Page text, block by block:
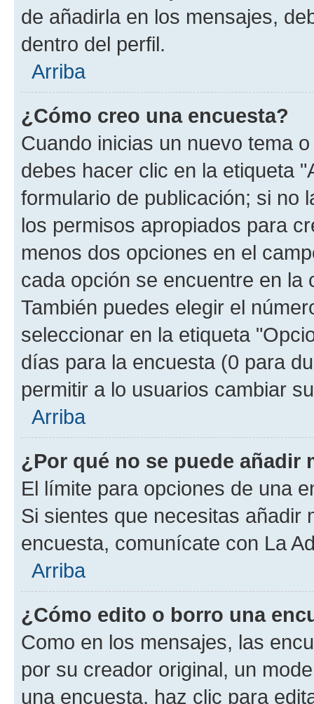
de añadirla en los mensajes,
dentro del perfil.
Arriba
¿Cómo creo una encuesta?
Cuando inicias un nuevo tema
debes hacer clic en la etiqueta
formulario de publicación; si no
los permisos apropiados para
menos dos opciones en el
cada opción se encuentre en
También puedes elegir el
seleccionar en la etiqueta
días para la encuesta (0 para
permitir a lo usuarios cambiar
Arriba
¿Por qué no se puede añadir
El límite para opciones de una
Si sientes que necesitas añadir
encuesta, comunícate con La
Arriba
¿Cómo edito o borro una
Como en los mensajes, las
por su creador original, un
una encuesta, haz clic para